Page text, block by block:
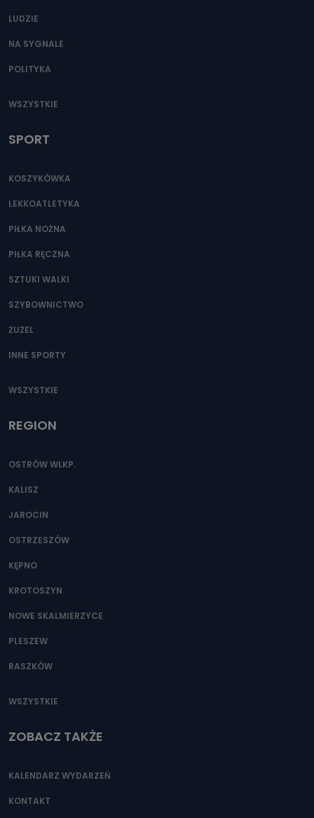
LUDZIE
NA SYGNALE
POLITYKA
WSZYSTKIE
SPORT
KOSZYKÓWKA
LEKKOATLETYKA
PIŁKA NOŻNA
PIŁKA RĘCZNA
SZTUKI WALKI
SZYBOWNICTWO
ŻUŻEL
INNE SPORTY
WSZYSTKIE
REGION
OSTRÓW WLKP.
KALISZ
JAROCIN
OSTRZESZÓW
KĘPNO
KROTOSZYN
NOWE SKALMIERZYCE
PLESZEW
RASZKÓW
WSZYSTKIE
ZOBACZ TAKŻE
KALENDARZ WYDARZEŃ
KONTAKT